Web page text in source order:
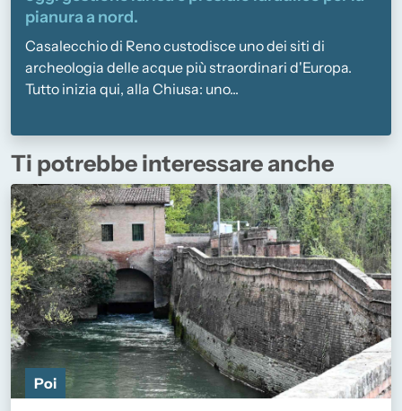
pianura a nord.
Casalecchio di Reno custodisce uno dei siti di
archeologia delle acque più straordinari d'Europa.
Tutto inizia qui, alla Chiusa: uno...
Ti potrebbe interessare anche
Poi